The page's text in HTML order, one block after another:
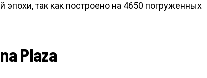
эпохи, так как построено на 4650 погруженных
Plaza